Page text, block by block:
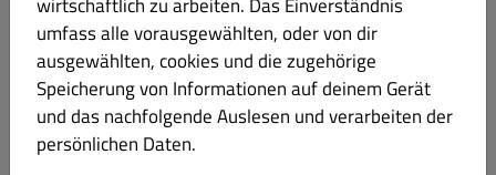
Cordon Bleu
mit Pommes frites
umfass alle vorausgewählten, oder von dir
ausgewählten, cookies und die zugehörige
Speicherung von Informationen auf deinem Gerät
und das nachfolgende Auslesen und verarbeiten der
persönlichen Daten.